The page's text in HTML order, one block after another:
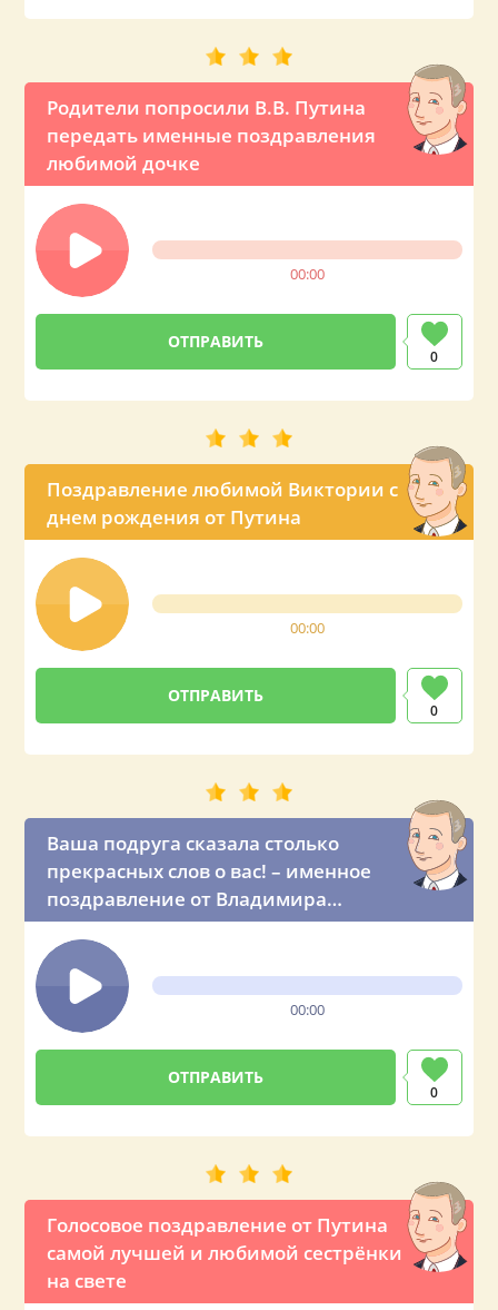
Родители попросили В.В. Путина
передать именные поздравления
любимой дочке
00:00
0
Поздравление любимой Виктории с
днем рождения от Путина
00:00
0
Ваша подруга сказала столько
прекрасных слов о вас! – именное
поздравление от Владимира
Владимировича
00:00
0
Голосовое поздравление от Путина
самой лучшей и любимой сестрёнки
на свете